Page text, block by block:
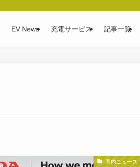
EV News 充電サービス 記事一覧
国内ニュース